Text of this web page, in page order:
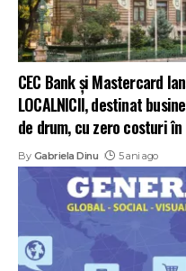
CEC Bank și Mastercard
LOCALNICII, destinat
de drum, cu zero costuri
By Gabriela Dinu 5 ani ago